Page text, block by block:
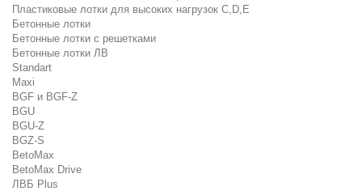
Пластиковые лотки для высоких нагрузок C,D,E
Бетонные лотки
Бетонные лотки с решетками
Бетонные лотки ЛВ
Standart
Maxi
BGF и BGF-Z
BGU
BGU-Z
BGZ-S
BetoMax
BetoMax Drive
ЛВБ Plus